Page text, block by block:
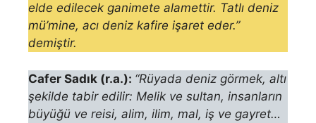
elde edile­cek ganimete alamettir. Tatlı deniz
mü’mine, acı deniz kafire işaret eder.”
demiştir.
Cafer Sadık (r.a.): “Rüyada deniz görmek, altı
şekilde tabir edilir: Melik ve sultan, insanla­rın
büyüğü ve reisi, alim, ilim, mal, iş ve gayret…